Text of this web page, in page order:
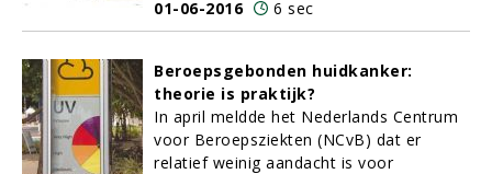
01-06-2016
6 sec
Beroepsgebonden huidkanker:
theorie is praktijk?
In april meldde het Nederlands Centrum
voor Beroepsziekten (NCvB) dat er
relatief weinig aandacht is voor